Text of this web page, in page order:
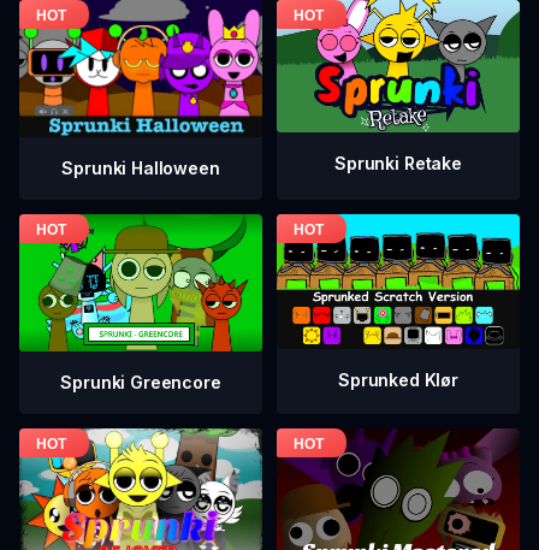
Sprunki Halloween Sprunki Retake
Sprunki Greencore Sprunked Klør